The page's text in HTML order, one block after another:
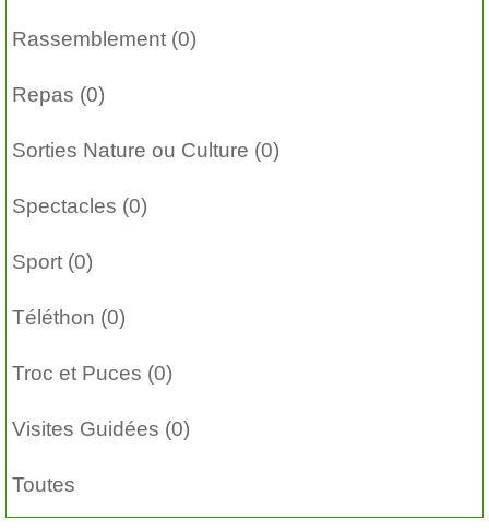
Rassemblement (0)
Repas (0)
Sorties Nature ou Culture (0)
Spectacles (0)
Sport (0)
Téléthon (0)
Troc et Puces (0)
Visites Guidées (0)
Toutes